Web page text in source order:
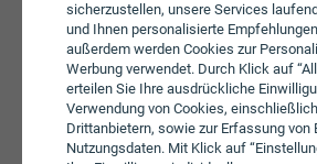
sicherzustellen, unsere Services
und Ihnen personalisierte
außerdem werden Cookies zur
Werbung verwendet. Durch Klick auf
erteilen Sie Ihre ausdrückliche
Verwendung von Cookies,
Drittanbietern, sowie zur Erfassung von
Nutzungsdaten. Mit Klick auf
Gerät
Akku
4385
Speicherkarte
Betriebssystem